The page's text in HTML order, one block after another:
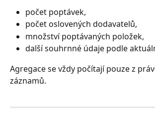
počet poptávek,
počet oslovených dodavatelů,
množství poptávaných položek,
další souhrnné údaje podle
Agregace se vždy počítají pouze z
záznamů.